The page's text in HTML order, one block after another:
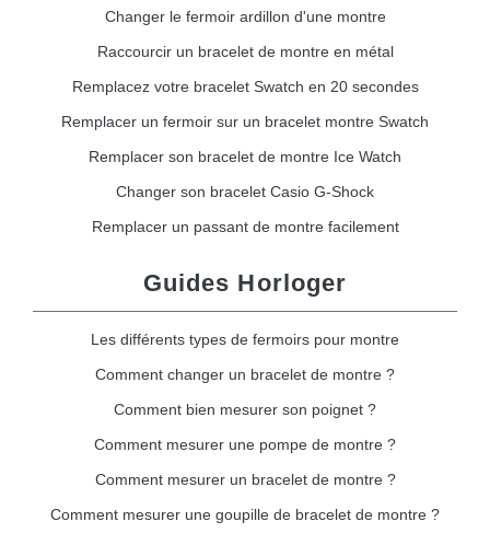
Changer le fermoir ardillon d'une montre
Raccourcir un bracelet de montre en métal
Remplacez votre bracelet Swatch en 20 secondes
Remplacer un fermoir sur un bracelet montre Swatch
Remplacer son bracelet de montre Ice Watch
Changer son bracelet Casio G-Shock
Remplacer un passant de montre facilement
Guides Horloger
Les différents types de fermoirs pour montre
Comment changer un bracelet de montre ?
Comment bien mesurer son poignet ?
Comment mesurer une pompe de montre ?
Comment mesurer un bracelet de montre ?
Comment mesurer une goupille de bracelet de montre ?